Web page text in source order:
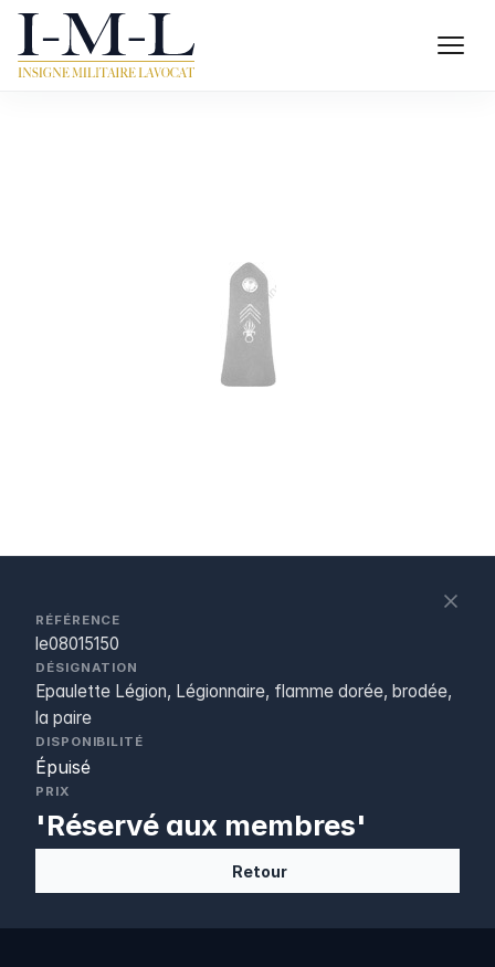
RÉFÉRENCE
le08015150
DÉSIGNATION
Epaulette Légion, Légionnaire, flamme dorée, brodée,
la paire
DISPONIBILITÉ
Épuisé
PRIX
'Réservé aux membres'
Retour